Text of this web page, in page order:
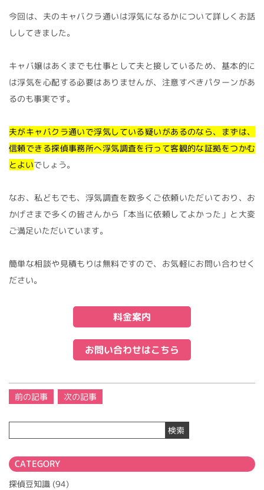
今回は、夫のキャバクラ通いは浮気になるかについて詳しくお話
ししてきました。
キャバ嬢はあくまでも仕事として夫と接しているため、基本的に
は浮気を心配する必要はありませんが、注意すべきパターンがあ
るのも事実です。
夫がキャバクラ通いで浮気している疑いがあるのなら、まずは、
信頼できる探偵事務所へ浮気調査を行って客観的な証拠をつかむ
とよいでしょう。
なお、私どもでも、浮気調査を数多くご依頼いただいており、お
かげさまで多くの皆さんから「本当に依頼してよかった」と大変
ご満足いただいています。
簡単な相談や見積もりは無料ですので、お気軽にお問い合わせく
ださい。
料金案内
お問い合わせはこちら
投
稿
ナ
ー
シ
ョ
前の記事 次の記事
検索
CATEGORY
探偵豆知識 (94)